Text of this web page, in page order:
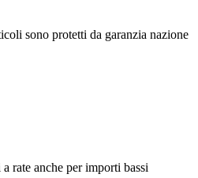
sono protetti da garanzia nazione
rate anche per importi bassi